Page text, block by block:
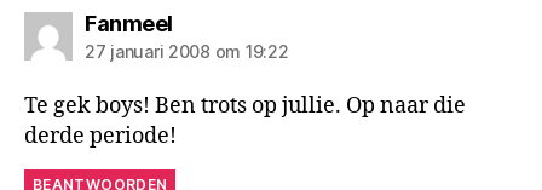
Fanmeelzegt:
27 januari 2008 om 19:22
Te gek boys! Ben trots op jullie. Op naar die
derde periode!
BEANTWOORDEN